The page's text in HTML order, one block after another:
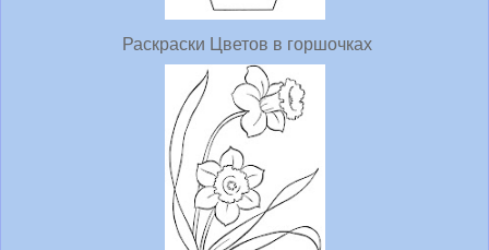
Раскраски Цветов в горшочках